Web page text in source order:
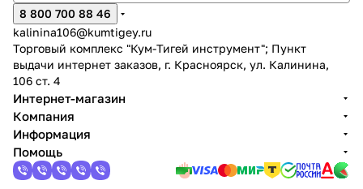
8 800 700 88 46
kalinina106@kumtigey.ru
Торговый комплекс "Кум-Тигей инструмент"; Пункт
выдачи интернет заказов, г. Красноярск, ул. Калинина,
106 ст. 4
Интернет-магазин
Компания
Информация
Помощь
Сегодня
25%
Добавляйте товары
в корзину